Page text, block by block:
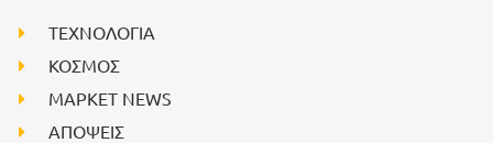
ΤΕΧΝΟΛΟΓΙΑ
ΚΟΣΜΟΣ
ΜΑΡΚΕΤ NEWS
ΑΠΟΨΕΙΣ